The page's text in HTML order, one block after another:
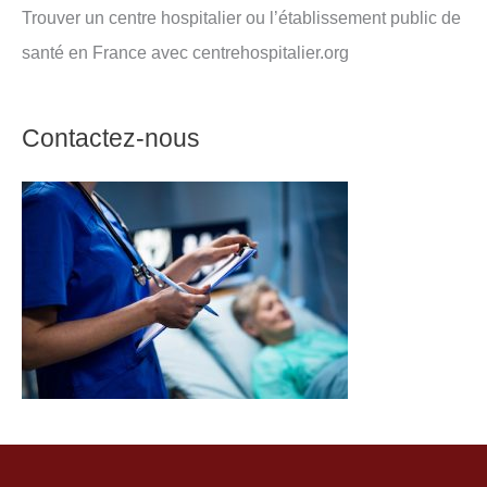
Trouver un centre hospitalier ou l’établissement public de
santé en France avec centrehospitalier.org
Contactez-nous